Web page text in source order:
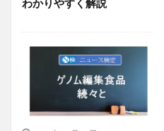
わかりやすく解説